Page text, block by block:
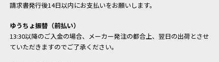
請求書発行後14日以内にお支払いをお願いします。
ゆうちょ振替（前払い）
13:30以降のご入金の場合、メーカー発注の都合上、翌日の出荷とさせ
ていただきますのでご了承ください。